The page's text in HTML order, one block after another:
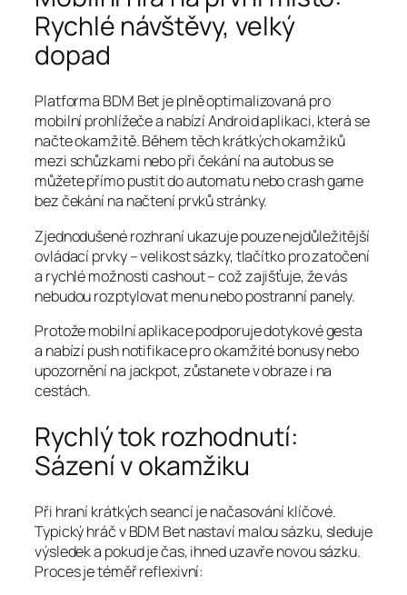
Rychlé návštěvy, velký
dopad
Platforma BDM Bet je plně optimalizovaná pro
mobilní prohlížeče a nabízí Android aplikaci, která se
načte okamžitě. Během těch krátkých okamžiků
mezi schůzkami nebo při čekání na autobus se
můžete přímo pustit do automatu nebo crash game
bez čekání na načtení prvků stránky.
Zjednodušené rozhraní ukazuje pouze nejdůležitější
ovládací prvky – velikost sázky, tlačítko pro zatočení
a rychlé možnosti cashout – což zajišťuje, že vás
nebudou rozptylovat menu nebo postranní panely.
Protože mobilní aplikace podporuje dotykové gesta
a nabízí push notifikace pro okamžité bonusy nebo
upozornění na jackpot, zůstanete v obraze i na
cestách.
Rychlý tok rozhodnutí:
Sázení v okamžiku
Při hraní krátkých seancí je načasování klíčové.
Typický hráč v BDM Bet nastaví malou sázku, sleduje
výsledek a pokud je čas, ihned uzavře novou sázku.
Proces je téměř reflexivní: